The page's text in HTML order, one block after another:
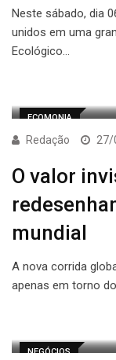
Neste sábado, dia
unidos em uma
Ecológico…
ECOMONIA
Redação 27/
O valor
mundial
A nova corrida
apenas em torno
NEGÓCIOS